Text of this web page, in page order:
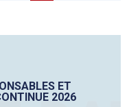
ET
2026